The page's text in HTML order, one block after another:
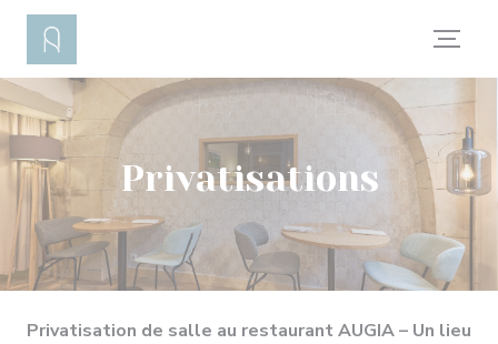
Personnalisation de vos choix en matière de cookies
Privatisations
Privatisation de salle au restaurant AUGIA – Un lieu